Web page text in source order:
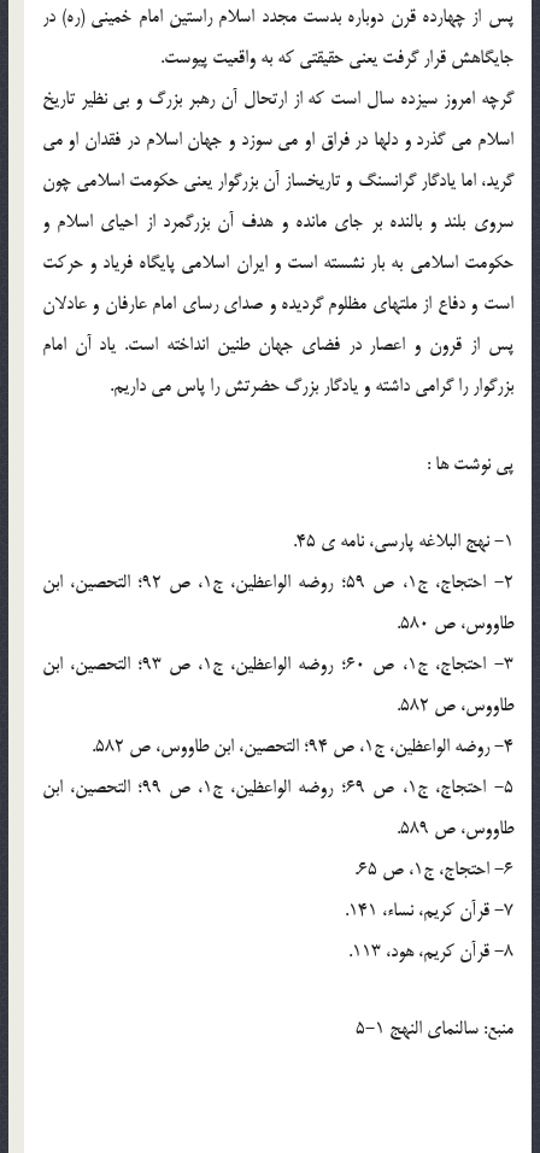
پس از چهارده قرن دوباره بدست مجدد اسلام راستين امام خميني (ره) در
جايگاهش قرار گرفت يعني حقيقتي كه به واقعيت پيوست.
گرچه امروز سيزده سال است كه از ارتحال آن رهبر بزرگ و بي نظير تاريخ
اسلام مي گذرد و دلها در فراق او مي سوزد و جهان اسلام در فقدان او مي
گريد، اما يادگار گرانسنگ و تاريخساز آن بزرگوار يعني حكومت اسلامي چون
سروي بلند و بالنده بر جاي مانده و هدف آن بزرگمرد از احياي اسلام و
حكومت اسلامي به بار نشسته است و ايران اسلامي پايگاه فرياد و حركت
است و دفاع از ملتهاي مظلوم گرديده و صداي رساي امام عارفان و عادلان
پس از قرون و اعصار در فضاي جهان طنين انداخته است. ياد آن امام
بزرگوار را گرامي داشته و يادگار بزرگ حضرتش را پاس مي داريم.
پي نوشت ها :
1- نهج البلاغه پارسي، نامه ي 45.
2- احتجاج، ج1، ص 59؛ روضه الواعظين، ج1، ص 92؛ التحصين، ابن
طاووس، ص 580.
3- احتجاج، ج1، ص 60؛ روضه الواعظين، ج1، ص 93؛ التحصين، ابن
طاووس، ص 582.
4- روضه الواعظين، ج1، ص 94؛ التحصين، ابن طاووس، ص 582.
5- احتجاج، ج1، ص 69؛ روضه الواعظين، ج1، ص 99؛ التحصين، ابن
طاووس، ص 589.
6- احتجاج، ج1، ص 65.
7- قرآن كريم، نساء، 141.
8- قرآن كريم، هود، 113.
منبع: سالنماي النهج 1-5